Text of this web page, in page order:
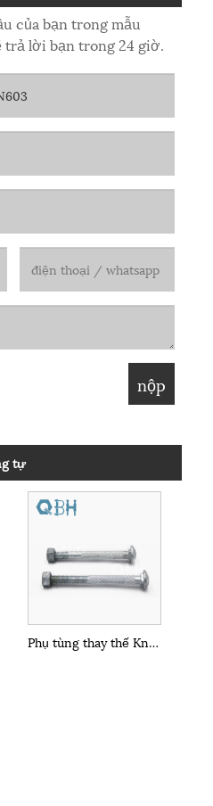
của bạn trong mẫu
trả lời bạn trong 24 giờ.
tự
Phụ tùng thay thế Knurl Đầu tròn Kết cấu thép đôi Bước Bolt vận chuyển